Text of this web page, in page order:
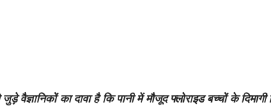
वैज्ञानिकों का दावा है कि पानी में मौजूद फ्लोराइड बच्चों के